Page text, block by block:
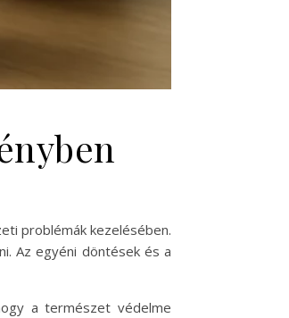
problémák kezelésében.
Az egyéni döntések és a
a természet védelme